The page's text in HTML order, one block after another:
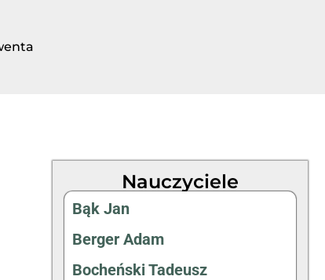
Nauczyciele
Bąk Jan
Berger Adam
Bocheński Tadeusz